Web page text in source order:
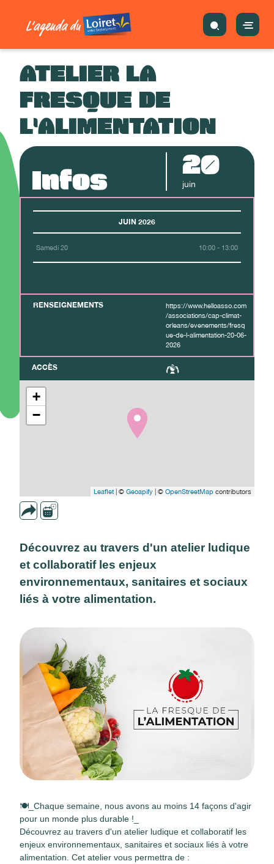
ATELIER LA
FRESQUE DE
L'ALIMENTATION
Infos 20
juin
JUIN 2026
Samedi 20 10:00 - 13:00
RENSEIGNEMENTS
https://www.helloasso.com
/associations/cap-climat-
orleans/evenements/fresq
ue-de-l-alimentation-20-06-
2026
ACCÈS
+
−
Leaflet| © Geoapify | © OpenStreetMap contributors
Découvrez au travers d'un atelier ludique
et collaboratif les enjeux
environnementaux, sanitaires et sociaux
liés à votre alimentation.
🍽️_ Chaque semaine, nous avons au moins 14 façons d'agir
pour un monde plus durable !
Découvrez au travers d'un atelier ludique et collaboratif les
enjeux environnementaux, sanitaires et sociaux liés à votre
alimentation. Cet atelier vous permettra de :